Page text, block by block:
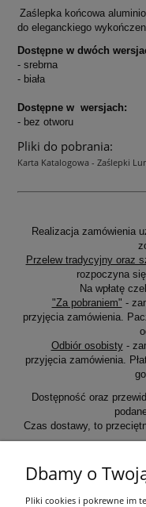
Zaślepka końcowa
do eleganckiego
Dostępne w dwóch
- srebrna
- biała
Dostępne w wersjach:
- bez otworu
Pliki do pobrania:
Karta Katalogowa - Zaślepki
Realizacja zamówienia
Przelew tradycyjny oraz
rozpoczyna
Na wpłatę
"Za pobraniem" -
przyjęcia zamówienia.
Odbiór osobisty-
przyjęcia zamówienia.
Dostępność oraz
Czas dostawy, to
Dbamy o
Pliki cookies i pokrewne im